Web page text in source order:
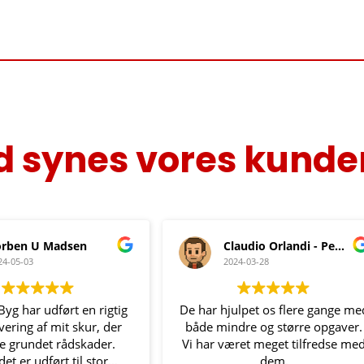
synes vores
03-28
os flere gange med
og større opgaver.
meget tilfredse med
dem.
Torsten Rosendahl
2024-03-20
Giver Høilund Byg de bedste
anbefalinger herfra, da vi kun har
oplevet hurtig reaktion samt
kompetent indsats og super fin